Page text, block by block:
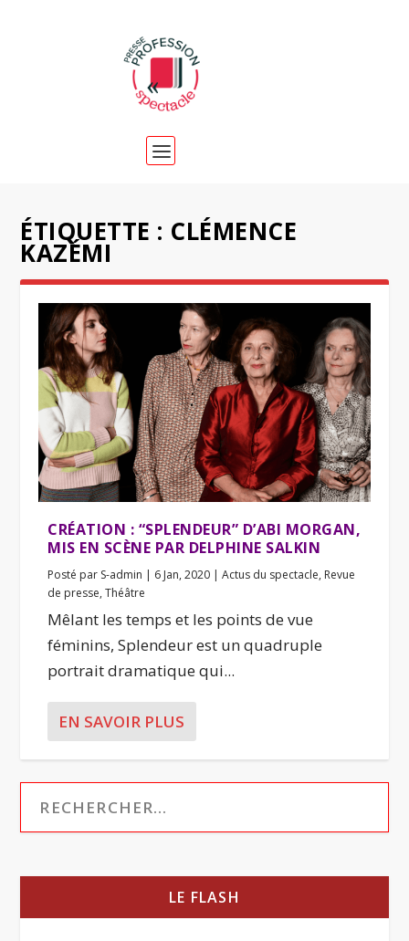
ÉTIQUETTE : CLÉMENCE
KAZÉMI
CRÉATION : “SPLENDEUR” D’ABI MORGAN,
MIS EN SCÈNE PAR DELPHINE SALKIN
Posté par S-admin | 6 Jan, 2020 |Actus du spectacle, Revue
de presse,Théâtre
Mêlant les temps et les points de vue
féminins, Splendeur est un quadruple
portrait dramatique qui...
EN SAVOIR PLUS
LE FLASH